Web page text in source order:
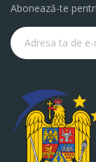
Abonează-te